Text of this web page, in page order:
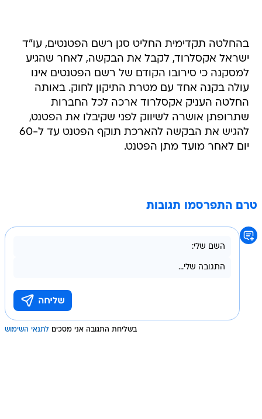
בהחלטה תקדימית החליט סגן רשם הפטנטים, עו"ד
ישראל אקסלרוד, לקבל את הבקשה, לאחר שהגיע
למסקנה כי סירובו הקודם של רשם הפטנטים אינו
עולה בקנה אחד עם מטרת התיקון לחוק. באותה
החלטה העניק אקסלרוד ארכה לכל החברות
שתרופתן אושרה לשיווק לפני שקיבלו את הפטנט,
להגיש את הבקשה להארכת תוקף הפטנט עד ל-60
יום לאחר מועד מתן הפטנט.
טרם התפרסמו תגובות
בשליחת התגובה אני מסכים לתנאי השימוש